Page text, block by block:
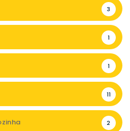
3
1
1
11
2